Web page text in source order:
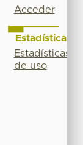
Acceder
Estadísticas
Estadísticas
de uso